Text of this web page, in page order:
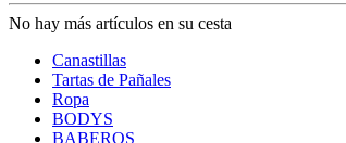
No hay más artículos en su cesta
Canastillas
Tartas de Pañales
Ropa
BODYS
BABEROS